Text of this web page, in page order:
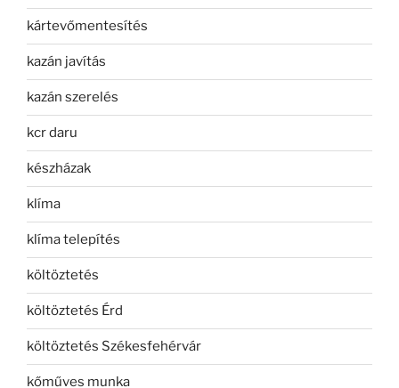
kártevőmentesítés
kazán javítás
kazán szerelés
kcr daru
készházak
klíma
klíma telepítés
költöztetés
költöztetés Érd
költöztetés Székesfehérvár
kőműves munka